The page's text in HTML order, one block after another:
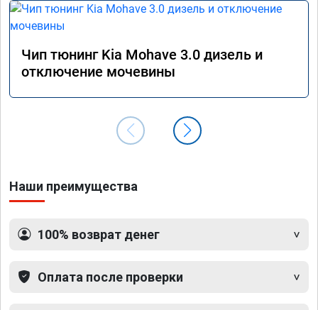
Чип тюнинг Kia Mohave 3.0 дизель и
отключение мочевины
Наши преимущества
100% возврат денег
Оплата после проверки